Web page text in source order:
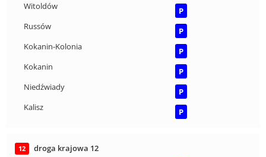
Witoldów
P
Russów
P
Kokanin-Kolonia
P
Kokanin
P
Niedźwiady
P
Kalisz
P
12
droga krajowa 12